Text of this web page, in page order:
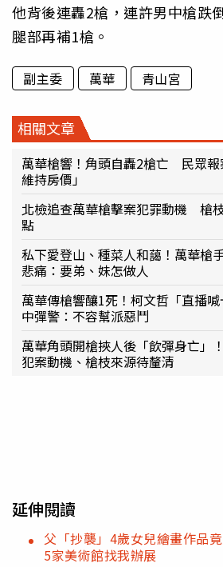
他背後連轟2槍，連許男中槍跌
腿部再補1槍。
副主委 萬華 青山宮
相關文章
萬華槍響！角頭自轟2槍亡 民眾報
維持房價」
北檢追查萬華槍擊案犯罪動機 槍
點
私下愛登山、種菜人和藹！萬華
悲痛：要弟、妹怎做人
萬華傳槍響釀1死！柯文哲「直播
中彈警：不容幫派惡鬥
萬華角頭開槍挾人後「飲彈身亡」
犯案動機、槍枝來源待釐清
延伸閱讀
父「抄襲」4歲女兒繪畫作品
5家美術館找我辦展